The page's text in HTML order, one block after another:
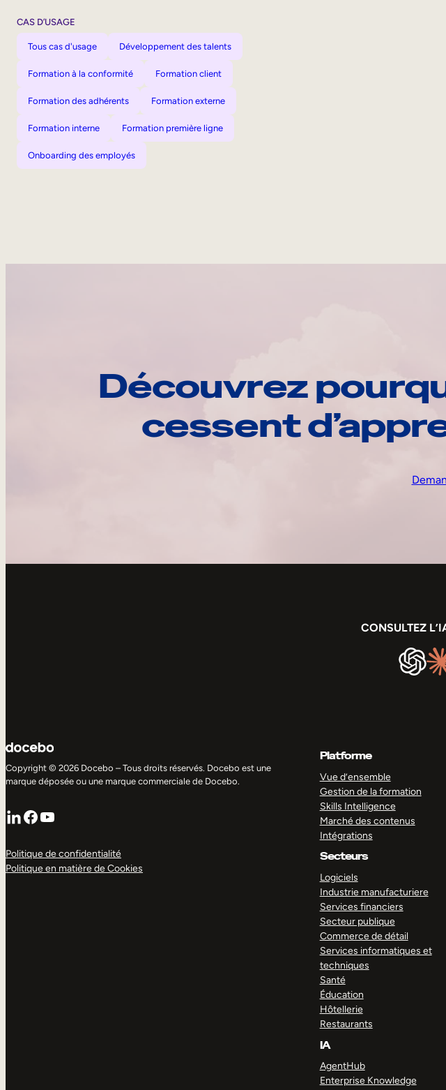
CAS D’USAGE
Tous cas d'usage Développement des talents
Formation à la conformité Formation client
Formation des adhérents Formation externe
Formation interne Formation première ligne
Onboarding des employés
Découvrez
cessent
CONSULTEZ
Copyright © 2026 Docebo – Tous droits réservés. Docebo est une
marque déposée ou une marque commerciale de Docebo.
LinkedIn
Facebook
YouTube
Politique de confidentialité
Politique en matière de Cookies
Platforme
Vue d’ensemble
Gestion de la formation
Skills Intelligence
Marché des contenus
Intégrations
Secteurs
Logiciels
Industrie manufacturiere
Services financiers
Secteur publique
Commerce de détail
Services informatiques et
techniques
Santé
Éducation
Hôtellerie
Restaurants
IA
AgentHub
Enterprise Knowledge